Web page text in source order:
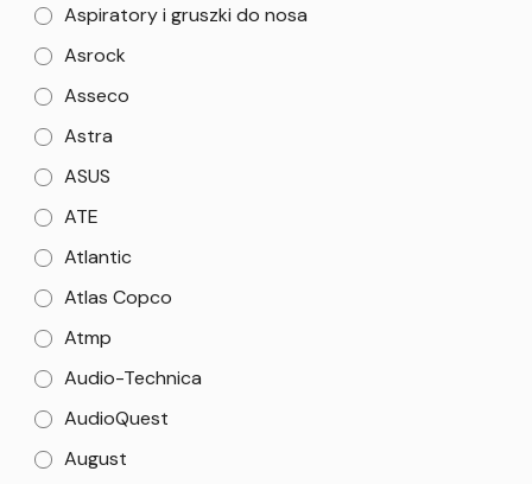
Aspiratory i gruszki do nosa
Asrock
Asseco
Astra
ASUS
ATE
Atlantic
Atlas Copco
Atmp
Audio-Technica
AudioQuest
August